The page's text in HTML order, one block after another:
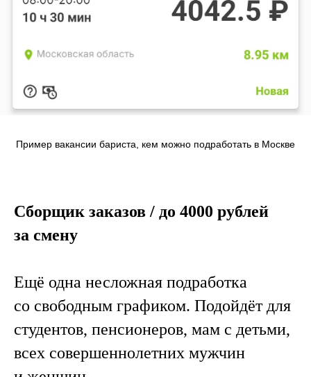
Пример вакансии бариста, кем можно подработать в Москве
Сборщик заказов / до 4000 рублей
за смену
Ещё одна несложная подработка
со свободным графиком. Подойдёт для
студентов, пенсионеров, мам с детьми,
всех совершеннолетних мужчин